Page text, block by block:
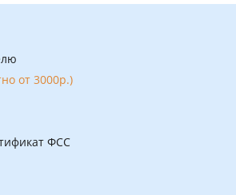
от 3000р.)
ФСС